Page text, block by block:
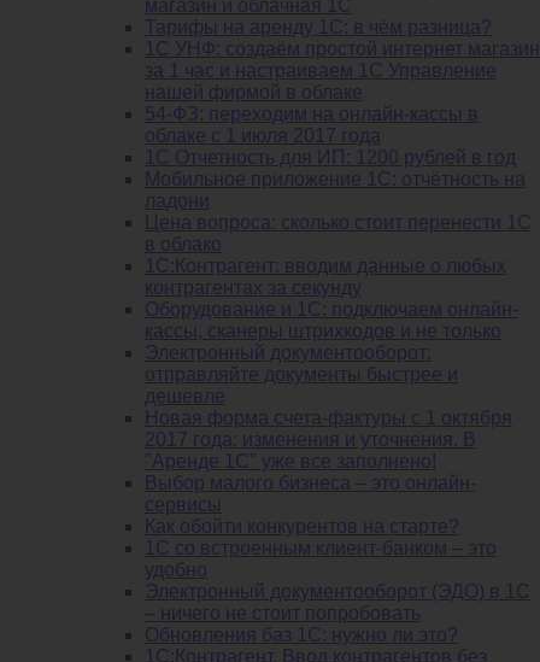
магазин и облачная 1С
Тарифы на аренду 1С: в чём разница?
1С УНФ: создаём простой интернет магазин
за 1 час и настраиваем 1С Управление
нашей фирмой в облаке
54-ФЗ: переходим на онлайн-кассы в
облаке с 1 июля 2017 года
1С Отчетность для ИП: 1200 рублей в год
Мобильное приложение 1С: отчётность на
ладони
Цена вопроса: сколько стоит перенести 1С
в облако
1С:Контрагент: вводим данные о любых
контрагентах за секунду
Оборудование и 1С: подключаем онлайн-
кассы, сканеры штрихкодов и не только
Электронный документооборот:
отправляйте документы быстрее и
дешевле
Новая форма счета-фактуры с 1 октября
2017 года: изменения и уточнения. В
"Аренде 1С" уже все заполнено!
Выбор малого бизнеса – это онлайн-
сервисы
Как обойти конкурентов на старте?
1C со встроенным клиент-банком – это
удобно
Электронный документооборот (ЭДО) в 1С
– ничего не стоит попробовать
Обновления баз 1С: нужно ли это?
1С:Контрагент. Ввод контрагентов без